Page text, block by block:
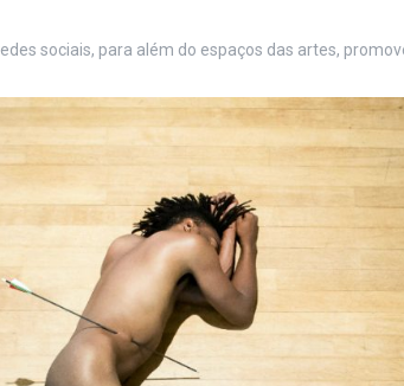
sociais, para além do espaços das artes,